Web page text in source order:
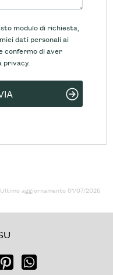
modulo di richiesta,
dati personali ai
confermo di aver
privacy.
Ultimo aggiornamento 01/07/2026